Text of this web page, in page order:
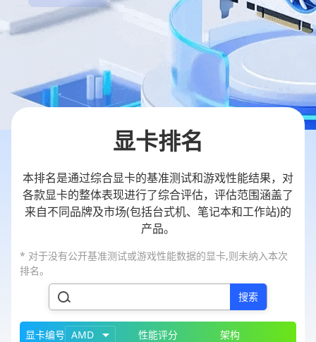
显卡排名
本排名是通过综合显卡的基准测试和游戏性能结果，对
各款显卡的整体表现进行了综合评估，评估范围涵盖了
来自不同品牌及市场(包括台式机、笔记本和工作站)的
产品。
* 对于没有公开基准测试或游戏性能数据的显卡,则未纳入本次
排名。
搜索
显卡编号 AMD 性能评分
架构